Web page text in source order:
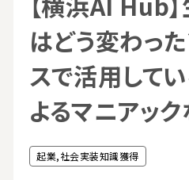
はどう変わっ
スで活用して
よるマニアッ
起業,社会実装知識獲得